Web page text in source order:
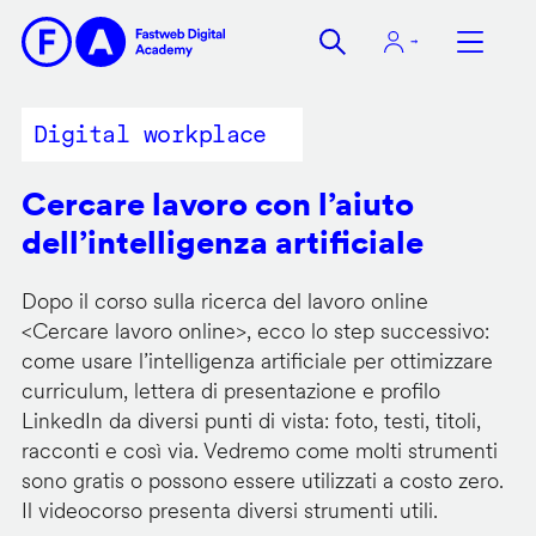
contenuto
Digital workplace
Cercare lavoro con l’aiuto
dell’intelligenza artificiale
Dopo il corso sulla ricerca del lavoro online
<Cercare lavoro online>, ecco lo step successivo:
come usare l’intelligenza artificiale per ottimizzare
curriculum, lettera di presentazione e profilo
LinkedIn da diversi punti di vista: foto, testi, titoli,
racconti e così via. Vedremo come molti strumenti
sono gratis o possono essere utilizzati a costo zero.
Il videocorso presenta diversi strumenti utili.